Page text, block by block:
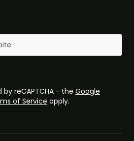
reCAPTCHA - the Google
of Service apply.